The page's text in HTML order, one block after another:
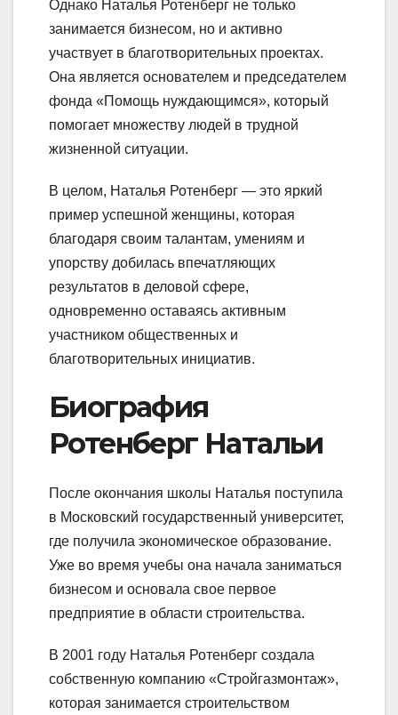
Однако Наталья Ротенберг не только
занимается бизнесом, но и активно
участвует в благотворительных проектах.
Она является основателем и председателем
фонда «Помощь нуждающимся», который
помогает множеству людей в трудной
жизненной ситуации.
В целом, Наталья Ротенберг — это яркий
пример успешной женщины, которая
благодаря своим талантам, умениям и
упорству добилась впечатляющих
результатов в деловой сфере,
одновременно оставаясь активным
участником общественных и
благотворительных инициатив.
Биография
Ротенберг Натальи
После окончания школы Наталья поступила
в Московский государственный университет,
где получила экономическое образование.
Уже во время учебы она начала заниматься
бизнесом и основала свое первое
предприятие в области строительства.
В 2001 году Наталья Ротенберг создала
собственную компанию «Стройгазмонтаж»,
которая занимается строительством